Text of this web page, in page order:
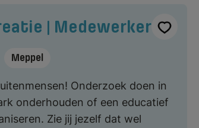
| Medewerker
Meppel
Onderzoek doen in
onderhouden of een educatief
Zie jij jezelf dat wel